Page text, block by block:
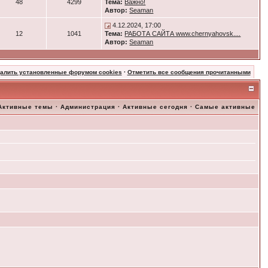
48 4299 Тема: Важно!
Автор: Seaman
12 1041
4.12.2024, 17:00
Тема: РАБОТА САЙТА www.chernyahovsk....
Автор: Seaman
установленные форумом cookies · Отметить все сообщения прочитанными
темы ·Администрация ·Активные сегодня ·Самые активные